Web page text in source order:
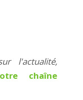
l'actualité,
chaîne